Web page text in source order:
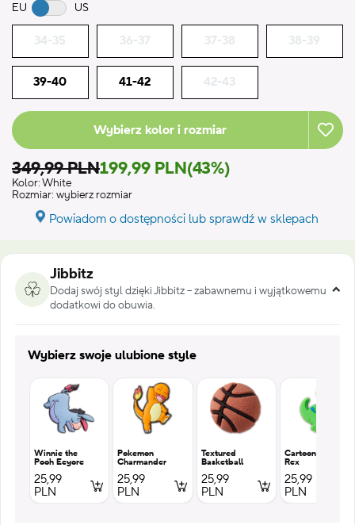
EU US
34-35 36-37 37-38 38-39
39-40 41-42 42-43
Wybierz kolor i rozmiar
349,99 PLN199,99 PLN(43%)
Kolor:White
Rozmiar: wybierz rozmiar
Powiadom o dostępności lub sprawdź w sklepach
Jibbitz
Dodaj swój styl dzięki Jibbitz – zabawnemu i wyjątkowemu
dodatkowi do obuwia.
Wybierz swoje ulubione style
Winnie the
Pooh Eeyore
25,99
PLN
Pokemon
Charmander
25,99
PLN
Textured
Basketball
25,99
PLN
Cartoon T
Rex
25,99
PLN